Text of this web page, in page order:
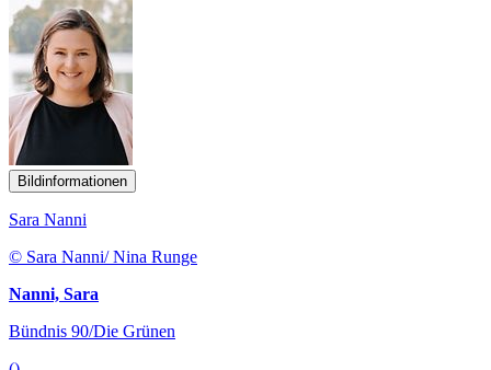
Bildinformationen
Sara Nanni
© Sara Nanni/ Nina Runge
Nanni, Sara
Bündnis 90/Die Grünen